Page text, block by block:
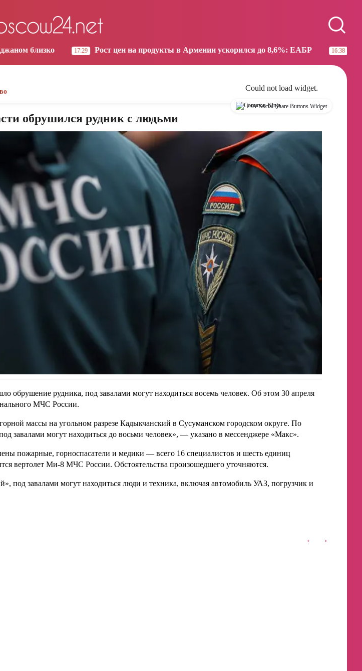
20:00
Moscow
19:00
17:29 Рост цен на продукты в Армении ускорился до 8,6%: ЕАБР 16:38 Трамп: США больше
Could not load widget.
Free Social Share Buttons Widget
обрушился рудник с людьми
обрушение рудника, под завалами могут находиться восемь человек. Об этом 30 апреля
МЧС России.
массы на угольном разрезе Кадыкчанский в Сусуманском городском округе. По
завалами могут находиться до восьми человек», — указано в мессенджере «Макс».
пожарные, горноспасатели и медики — всего 16 специалистов и шесть единиц
вертолет Ми-8 МЧС России. Обстоятельства произошедшего уточняются.
под завалами могут находиться люди и техника, включая автомобиль УАЗ, погрузчик и
‹ ›